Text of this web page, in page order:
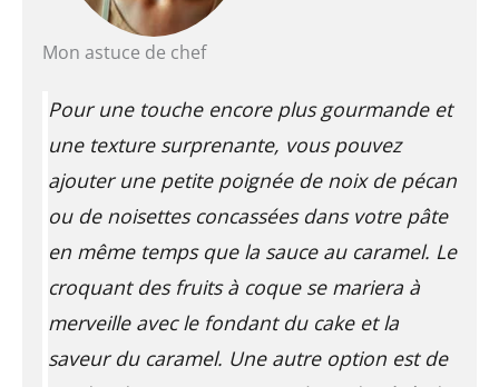
Mon astuce de chef
Pour une touche encore plus gourmande et
une texture surprenante, vous pouvez
ajouter une petite poignée de noix de pécan
ou de noisettes concassées dans votre pâte
en même temps que la sauce au caramel. Le
croquant des fruits à coque se mariera à
merveille avec le fondant du cake et la
saveur du caramel. Une autre option est de